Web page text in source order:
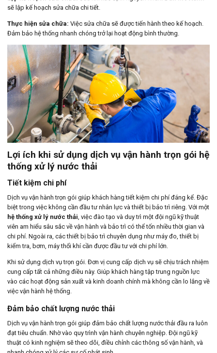
sẽ lập kế hoạch sửa chữa chi tiết.
Thực hiện sửa chữa: Việc sửa chữa sẽ được tiến hành theo kế hoạch.
Đảm bảo hệ thống nhanh chóng trở lại hoạt động bình thường.
Lợi ích khi sử dụng dịch vụ vận hành trọn gói hệ
thống xử lý nước thải
Tiết kiệm chi phí
Dịch vụ vận hành trọn gói giúp khách hàng tiết kiệm chi phí đáng kể. Đặc
biệt trong việc không cần đầu tư nhân lực và thiết bị bảo trì riêng. Với một
hệ thống xử lý nước thải, việc đào tạo và duy trì một đội ngũ kỹ thuật
viên am hiểu sâu sắc về vận hành và bảo trì có thể tốn nhiều thời gian và
chi phí. Ngoài ra, các thiết bị bảo trì chuyên dụng như máy đo, thiết bị
kiểm tra, bơm, máy thổi khí cần được đầu tư với chi phí lớn.
Khi sử dụng dịch vụ trọn gói. Đơn vị cung cấp dịch vụ sẽ chịu trách nhiệm
cung cấp tất cả những điều này. Giúp khách hàng tập trung nguồn lực
vào các hoạt động sản xuất và kinh doanh chính mà không cần lo lắng về
việc vận hành hệ thống.
Đảm bảo chất lượng nước thải
Dịch vụ vận hành trọn gói giúp đảm bảo chất lượng nước thải đầu ra luôn
đạt tiêu chuẩn. Nhờ vào quy trình vận hành chuyên nghiệp. Đội ngũ kỹ
thuật có kinh nghiệm sẽ theo dõi, điều chỉnh các thông số vận hành, và